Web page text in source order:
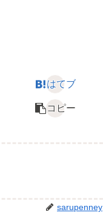
はてブ
コピー
sarupenney